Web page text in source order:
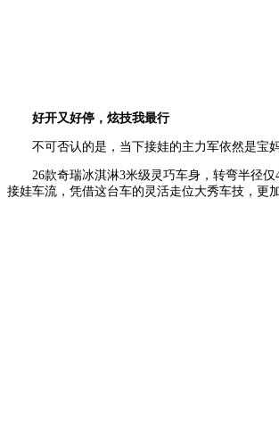
好开又好停，炫技我最行
不可否认的是，当下接娃的主力军依然是宝
26款奇瑞冰淇淋3米级灵巧车身，转弯半径
接娃车流，凭借这台车的灵活走位大秀车技，更